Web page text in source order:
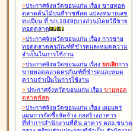
>ประกาศจังหวัดขอนแก่น เรื่อง ขายทอด
ตลาดต้นไม้บนที่ราชพัสดุ แปลงหมายเลข
ทะเบียน ที่ ขก.1849(บางส่วน)โดยวิธีขาย
ทอดตลาด
>ประกาศจังหวัดขอนแก่น เรื่อง การขาย
ทอดตลาดครุภัณฑ์ที่ชำรุดและหมดความ
จำเป็นในการใช้งาน
>ประกาศจังหวัดขอนแก่น เรื่อง ยกเลิกการ
ขายทอดตลาดครุภัณฑ์ที่ชำรุดและหมด
ความจำเป็นในการใช้งาน
> ประกาศจังหวัดขอนแก่น เรื่อง ขายทอด
ตลาดพัสดุ
>ประกาศจังหวัดขอนแก่น เรื่อง เผยแพร่
แผนการจัดซื้อจัดจ้าง ก่อสร้างอาคาร
ที่ทำการสำนักงานที่ดิน อาคาร คสล.ขนาด